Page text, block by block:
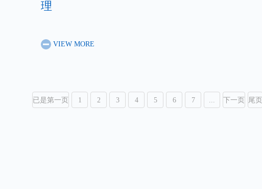
理
VIEW MORE
已是第一页 1 2 3 4 5 6 7 ... 下一页 尾页